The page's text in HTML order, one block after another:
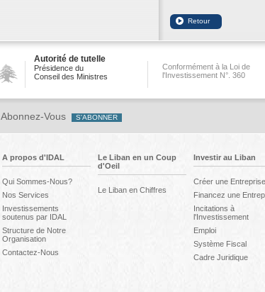
Autorité de tutelle
Présidence du
Conseil des Ministres
Conformément à la Loi de
l'Investissement N°. 360
Abonnez-Vous
A propos d'IDAL
Qui Sommes-Nous?
Nos Services
Investissements
soutenus par IDAL
Structure de Notre
Organisation
Contactez-Nous
Le Liban en un Coup
d'Oeil
Le Liban en Chiffres
Investir au Liban
Créer une Entreprise
Financez une
Incitations à
l'Investissement
Emploi
Système Fiscal
Cadre Juridique